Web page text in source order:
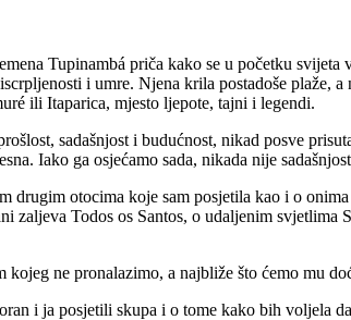
Tupinambá priča kako se u početku
i umre. Njena krila postadoše plaže,
ili Itaparica, mjesto ljepote, tajni i legendi.
sadašnjost i budućnost, nikad posve
Iako ga osjećamo sada, nikada nije
drugim otocima koje sam posjetila kao i o
zaljeva Todos os Santos, o udaljenim
kojeg ne pronalazimo, a najbliže što ćemo mu
i ja posjetili skupa i o tome kako bih voljela